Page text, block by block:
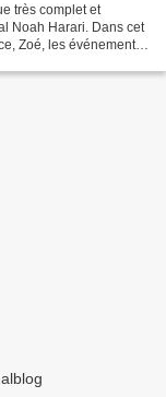
très complet et
Noah Harari. Dans cet
Zoé, les événements